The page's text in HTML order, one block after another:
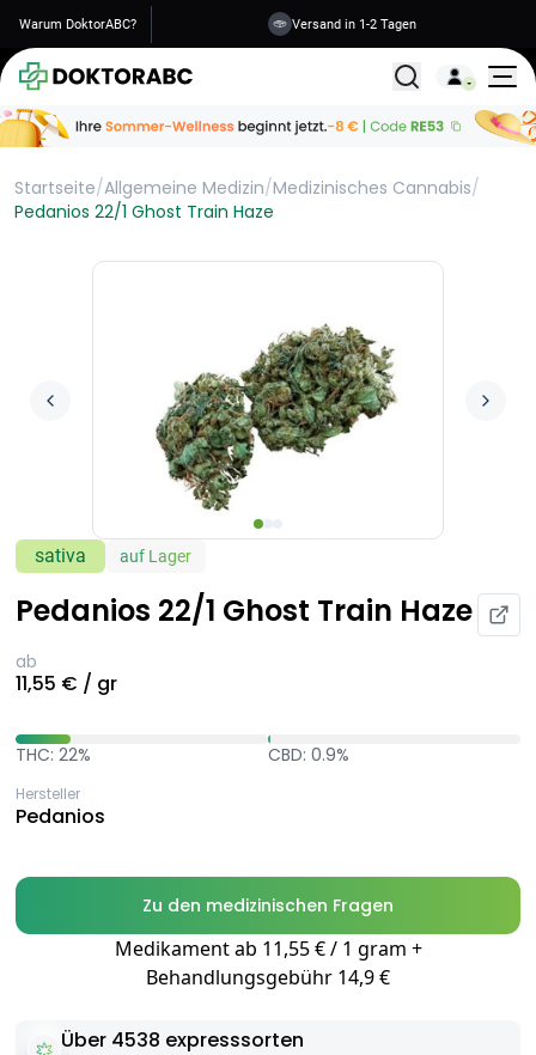
Warum DoktorABC? Versand in 1-2 Tagen
Alle
Startseite/Allgemeine Medizin/Medizinisches Cannabis/
Pedanios 22/1 Ghost Train Haze
sativa auf Lager
Pedanios 22/1 Ghost Train Haze
ab
11,55 € / gr
THC: 22% CBD: 0.9%
Hersteller
Pedanios
Zu den medizinischen Fragen
Medikament ab 11,55 € / 1 gram +
Behandlungsgebühr 14,9 €
Über 4538 expresssorten